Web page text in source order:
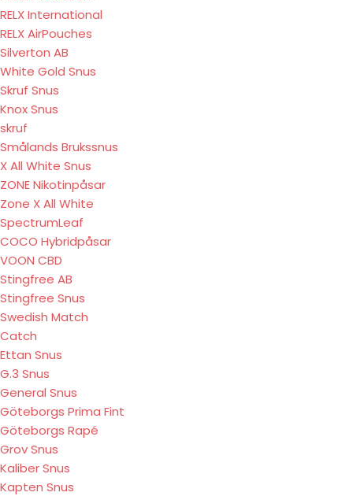
RELX International
RELX AirPouches
Silverton AB
White Gold Snus
Skruf Snus
Knox Snus
skruf
Smålands Brukssnus
X All White Snus
ZONE Nikotinpåsar
Zone X All White
SpectrumLeaf
COCO Hybridpåsar
VOON CBD
Stingfree AB
Stingfree Snus
Swedish Match
Catch
Ettan Snus
G.3 Snus
General Snus
Göteborgs Prima Fint
Göteborgs Rapé
Grov Snus
Kaliber Snus
Kapten Snus